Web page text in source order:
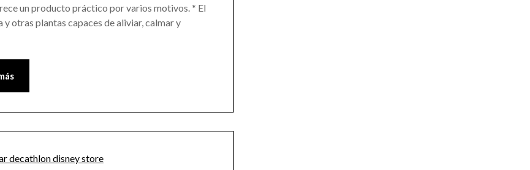
un producto práctico por varios motivos. * El
otras plantas capaces de aliviar, calmar y